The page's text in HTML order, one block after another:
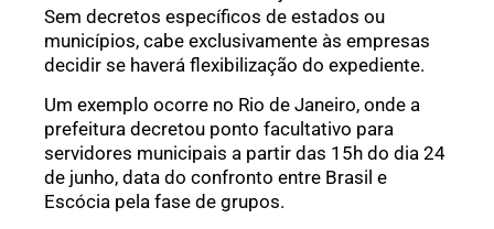
Sem decretos específicos de estados ou
municípios, cabe exclusivamente às empresas
decidir se haverá flexibilização do expediente.
Um exemplo ocorre no Rio de Janeiro, onde a
prefeitura decretou ponto facultativo para
servidores municipais a partir das 15h do dia 24
de junho, data do confronto entre Brasil e
Escócia pela fase de grupos.